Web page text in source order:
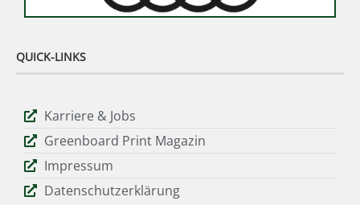
QUICK-LINKS
Karriere & Jobs
Greenboard Print Magazin
Impressum
Datenschutzerklärung